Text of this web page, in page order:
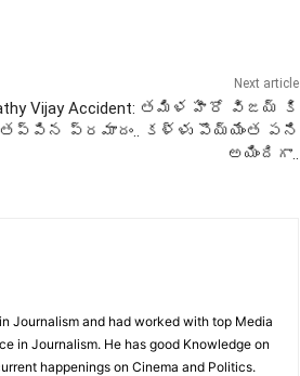
Next article
Vijay Accident: తమిళ హీరో విజయ్ కి
ప్రమాదం.. కళ్ళు పొయ్యేంత పని
అయిందిగా..
Journalism and had worked with top Media
in Journalism. He has good Knowledge on
happenings on Cinema and Politics.